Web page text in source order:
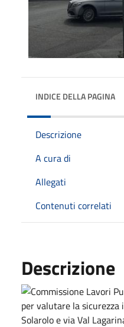
INDICE DELLA PAGINA
Descrizione
A cura di
Allegati
Contenuti correlati
Descrizione